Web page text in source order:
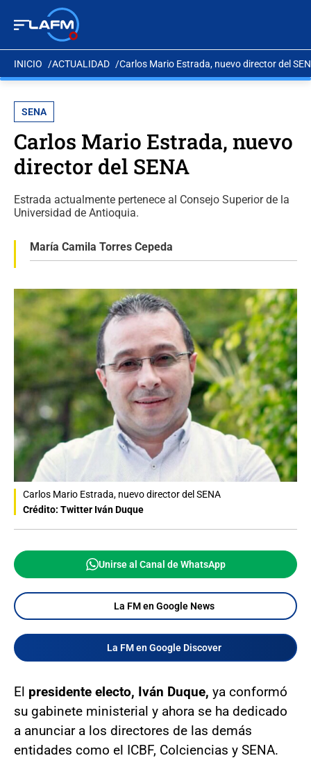
INICIO ACTUALIDAD Carlos Mario Estrada, nuevo director del
SENA
Carlos Mario Estrada, nuevo
director del SENA
Estrada actualmente pertenece al Consejo Superior de la
Universidad de Antioquia.
María Camila Torres Cepeda
Carlos Mario Estrada, nuevo director del SENA
Crédito: Twitter Iván Duque
Unirse al Canal de WhatsApp
La FM en Google News
La FM en Google Discover
El presidente electo, Iván Duque, ya conformó
su gabinete ministerial y ahora se ha dedicado
a anunciar a los directores de las demás
entidades como el ICBF, Colciencias y SENA.